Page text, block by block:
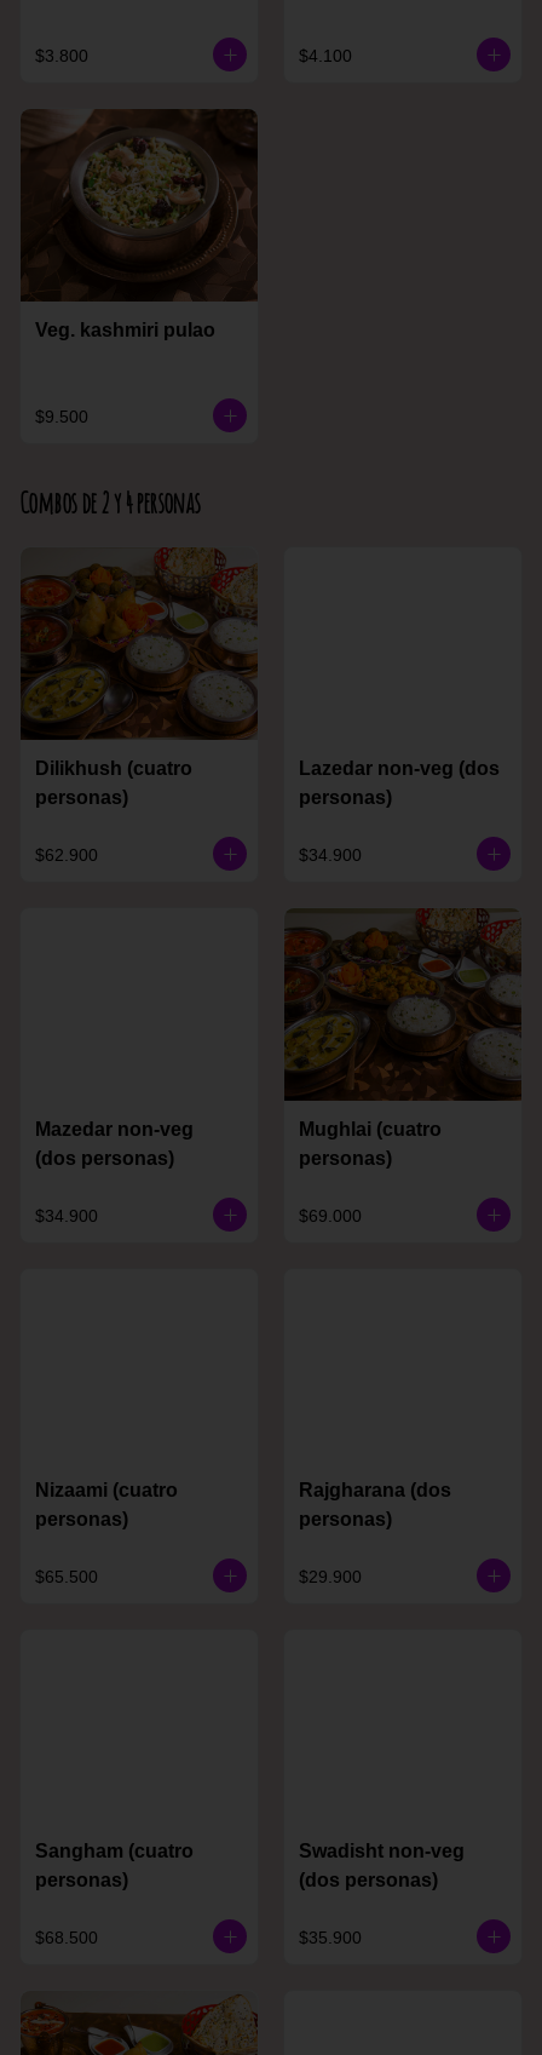
$3.800 $4.100
Veg. kashmiri pulao
$9.500
Combos de 2 y 4 personas
Dilikhush (cuatro
personas)
$62.900
Lazedar non-veg (dos
personas)
$34.900
Mazedar non-veg
(dos personas)
$34.900
Mughlai (cuatro
personas)
$69.000
Nizaami (cuatro
personas)
$65.500
Rajgharana (dos
personas)
$29.900
Sangham (cuatro
personas)
$68.500
Swadisht non-veg
(dos personas)
$35.900